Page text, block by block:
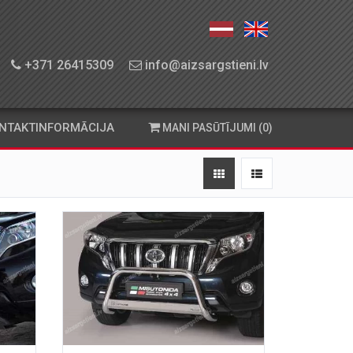
+371 26415309 info@aizsargstieni.lv
MANI PASŪTĪJUMI (0)